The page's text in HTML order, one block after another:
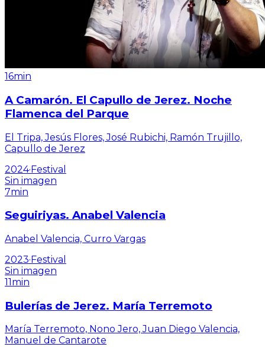
16min
A Camarón. El Capullo de Jerez. Noche
Flamenca del Parque
El Tripa, Jesús Flores, José Rubichi, Ramón Trujillo,
Capullo de Jerez
2024·Festival
Sin imagen
7min
Seguiriyas. Anabel Valencia
Anabel Valencia, Curro Vargas
2023·Festival
Sin imagen
11min
Bulerías de Jerez. María Terremoto
María Terremoto, Nono Jero, Juan Diego Valencia,
Manuel de Cantarote